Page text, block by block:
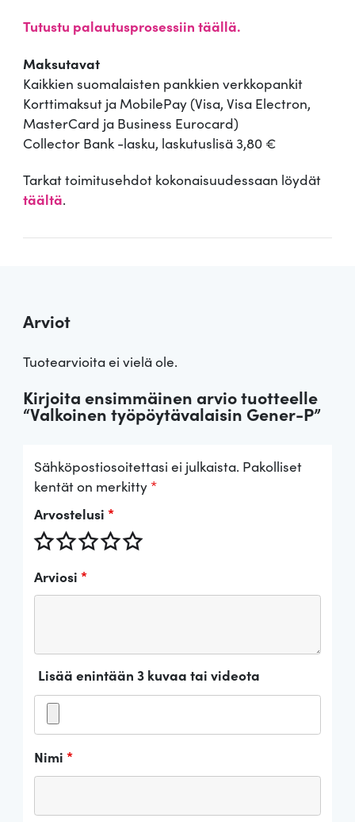
Tutustu palautusprosessiin täällä.
Maksutavat
Kaikkien suomalaisten pankkien verkkopankit
Korttimaksut ja MobilePay (Visa, Visa Electron,
MasterCard ja Business Eurocard)
Collector Bank -lasku, laskutuslisä 3,80 €
Tarkat toimitusehdot kokonaisuudessaan löydät
täältä.
Arviot
Tuotearvioita ei vielä ole.
Kirjoita ensimmäinen arvio tuotteelle
“Valkoinen työpöytävalaisin Gener-P”
Sähköpostiosoitettasi ei julkaista. Pakolliset
kentät on merkitty *
Arvostelusi *
Arviosi *
Lisää enintään 3 kuvaa tai videota
Nimi *